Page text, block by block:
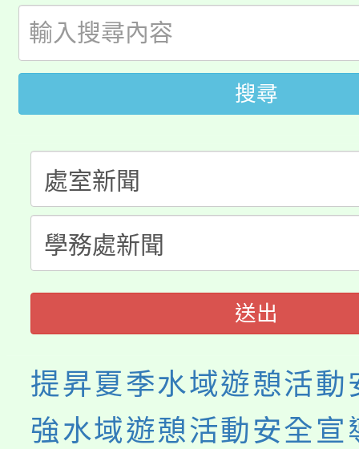
版
公告本校115學年度第
代理(課)教師甄選結果(
「2026金融保險知識
車」活動
桃園市115學年度學生
生本土語及新住民語歌
公告本校115學年度第
代理(課)教師甄選結果(
公告本校115學年度第
代理(課)教師甄選結果(
轉知中國文化大學推廣
《TA101》溝通分析基
程，歡迎學生輔導中心
系所師生報名參加。
搜尋
送出
提昇夏季水域遊憩活動
強水域遊憩活動安全宣